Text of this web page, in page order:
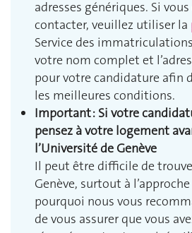
adresses génériques. Si
contacter, veuillez utiliser la
Service des
votre nom complet et
pour votre candidature afin
les meilleures conditions.
Important : Si votre
pensez à votre logement
l’Université de Genève
Il peut être difficile de
Genève, surtout à
pourquoi nous vous
de vous assurer que vous